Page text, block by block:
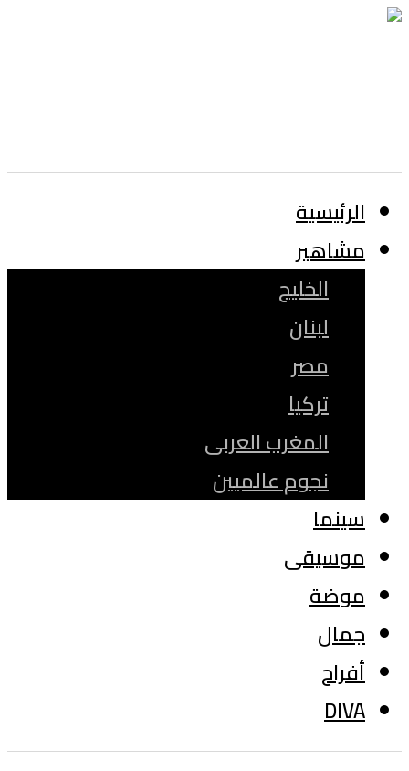
الرئيسية
مشاهير
الخليج
لبنان
مصر
تركيا
المغرب العربى
نجوم عالميين
سينما
موسيقى
موضة
جمال
أفراح
DIVA